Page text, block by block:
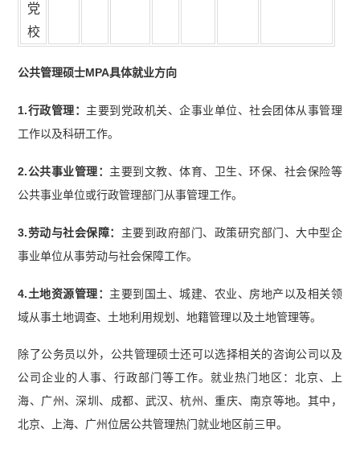
党
校
公共管理硕士MPA具体就业方向
1.行政管理： 主要到党政机关、企事业单位、社会团体从事管理
工作以及科研工作。
2.公共事业管理： 主要到文教、体育、卫生、环保、社会保险等
公共事业单位或行政管理部门从事管理工作。
3.劳动与社会保障： 主要到政府部门、政策研究部门、大中型企
事业单位从事劳动与社会保障工作。
4.土地资源管理： 主要到国土、城建、农业、房地产以及相关领
域从事土地调查、土地利用规划、地籍管理以及土地管理等。
除了公务员以外，公共管理硕士还可以选择相关的咨询公司以及
公司企业的人事、行政部门等工作。就业热门地区：北京、上
海、广州、深圳、成都、武汉、杭州、重庆、南京等地。其中，
北京、上海、广州位居公共管理热门就业地区前三甲。